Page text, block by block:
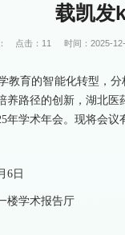
载凯发
点击： 11 时间：2025-
教育的智能化转型，
养路径的创新，湖北
年学术年会。现将会议
6日
楼学术报告厅